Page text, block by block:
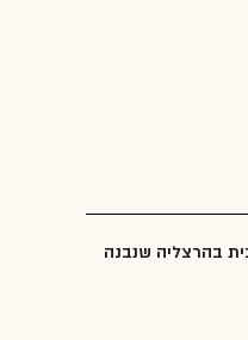
בהרצליה שנבנה